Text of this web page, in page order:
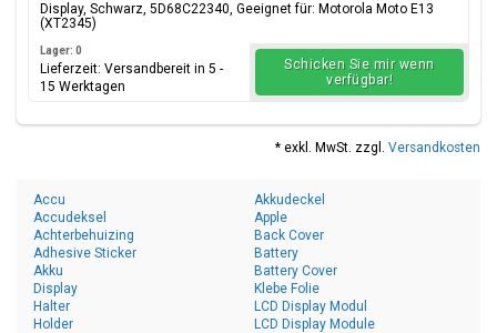
Display, Schwarz, 5D68C22340, Geeignet für: Motorola Moto E13
(XT2345)
Lager: 0
Lieferzeit: Versandbereit in 5 -
15 Werktagen
Schicken Sie mir wenn
verfügbar!
* exkl. MwSt. zzgl. Versandkosten
Accu
Accudeksel
Achterbehuizing
Adhesive Sticker
Akku
Akkudeckel
Apple
Back Cover
Battery
Battery Cover
Display
Halter
Holder
Klebe Folie
LCD Display Modul
LCD Display Module